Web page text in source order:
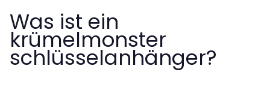
Was ist ein
krümelmonster
schlüsselanhänger?